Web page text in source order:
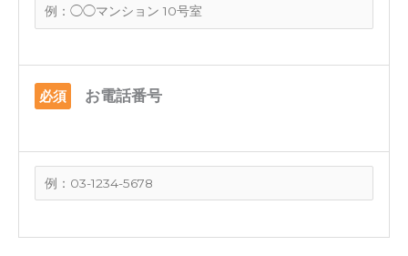
必須 お電話番号